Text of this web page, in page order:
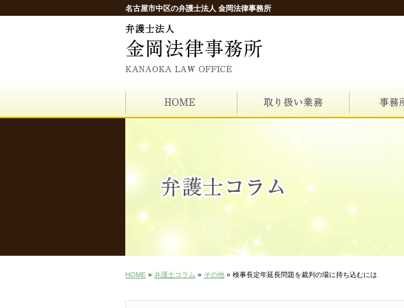
名古屋市中区の弁護士法人 金岡法律事務所
HOME » 弁護士コラム » その他 » 検事長定年延長問題を裁判の場に持ち込むには